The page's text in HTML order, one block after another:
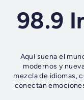
98.9
Aquí suena el
modernos y
mezcla de idiomas,
conectan